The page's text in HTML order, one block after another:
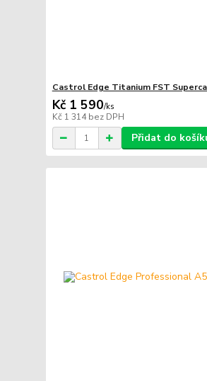
Castrol Edge Titanium FST
Kč 1 590/ks
Kč 1 314bez DPH
Přidat do